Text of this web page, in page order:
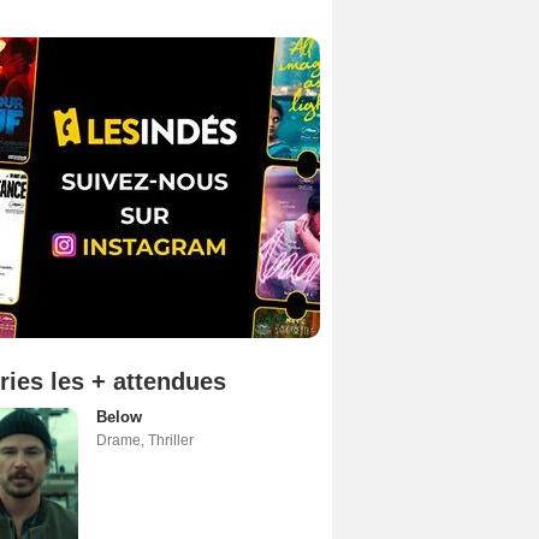
les + attendues
Below
Drame Thriller